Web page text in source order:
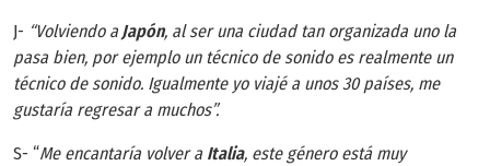
J- “Volviendo a Japón, al ser una ciudad tan organizada uno la
pasa bien, por ejemplo un técnico de sonido es realmente un
técnico de sonido. Igualmente yo viajé a unos 30 países, me
gustaría regresar a muchos”.
S- “Me encantaría volver a Italia, este género está muy